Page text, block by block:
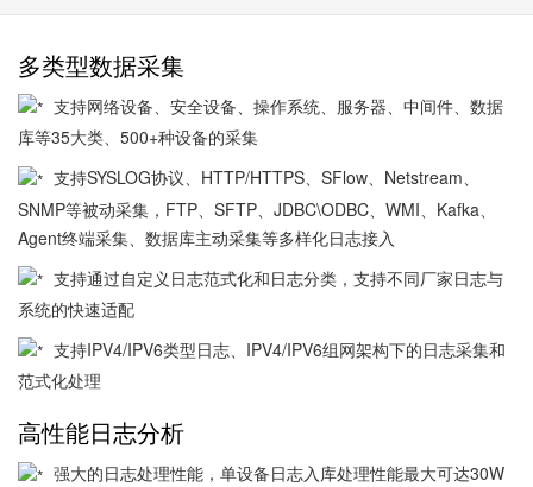
多类型数据采集
支持网络设备、安全设备、操作系统、服务器、中间件、数据
库等35大类、500+种设备的采集
支持SYSLOG协议、HTTP/HTTPS、SFlow、Netstream、
SNMP等被动采集，FTP、SFTP、JDBC\ODBC、WMI、Kafka、
Agent终端采集、数据库主动采集等多样化日志接入
支持通过自定义日志范式化和日志分类，支持不同厂家日志与
系统的快速适配
支持IPV4/IPV6类型日志、IPV4/IPV6组网架构下的日志采集和
范式化处理
高性能日志分析
强大的日志处理性能，单设备日志入库处理性能最大可达30W